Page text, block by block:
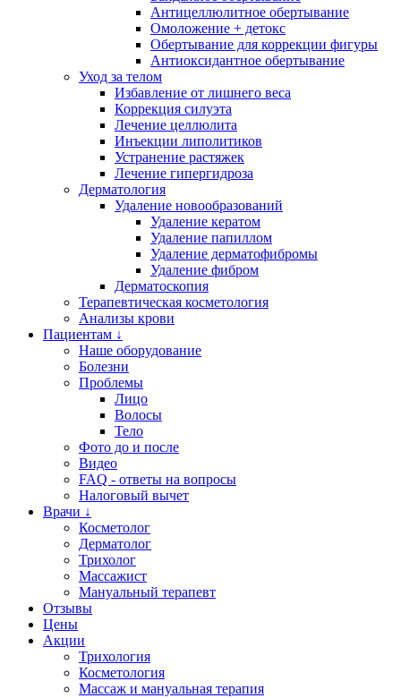
Антицеллюлитное обертывание
Омоложение + детокс
Обертывание для коррекции фигуры
Антиоксидантное обертывание
Уход за телом
Избавление от лишнего веса
Коррекция силуэта
Лечение целлюлита
Инъекции липолитиков
Устранение растяжек
Лечение гипергидроза
Дерматология
Удаление новообразований
Удаление кератом
Удаление папиллом
Удаление дерматофибромы
Удаление фибром
Дерматоскопия
Терапевтическая косметология
Анализы крови
Пациентам ↓
Наше оборудование
Болезни
Проблемы
Лицо
Волосы
Тело
Фото до и после
Видео
FAQ - ответы на вопросы
Налоговый вычет
Врачи ↓
Косметолог
Дерматолог
Трихолог
Массажист
Мануальный терапевт
Отзывы
Цены
Акции
Трихология
Косметология
Массаж и мануальная терапия